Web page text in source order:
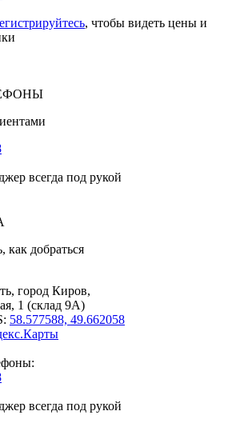
, чтобы видеть цены и
всегда под рукой
как добраться
город Киров,
1 (склад 9А)
58.577588, 49.662058
всегда под рукой